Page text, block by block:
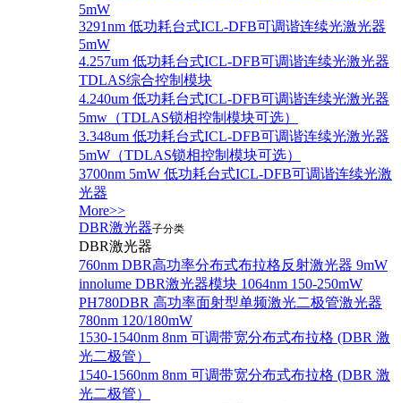
5mW
3291nm 低功耗台式ICL-DFB可调谐连续光激光器
5mW
4.257um 低功耗台式ICL-DFB可调谐连续光激光器
TDLAS综合控制模块
4.240um 低功耗台式ICL-DFB可调谐连续光激光器
5mw（TDLAS锁相控制模块可选）
3.348um 低功耗台式ICL-DFB可调谐连续光激光器
5mW（TDLAS锁相控制模块可选）
3700nm 5mW 低功耗台式ICL-DFB可调谐连续光激
光器
More>>
DBR激光器子分类
DBR激光器
760nm DBR高功率分布式布拉格反射激光器 9mW
innolume DBR激光器模块 1064nm 150-250mW
PH780DBR 高功率面射型单频激光二极管激光器
780nm 120/180mW
1530-1540nm 8nm 可调带宽分布式布拉格 (DBR 激
光二极管）
1540-1560nm 8nm 可调带宽分布式布拉格 (DBR 激
光二极管）